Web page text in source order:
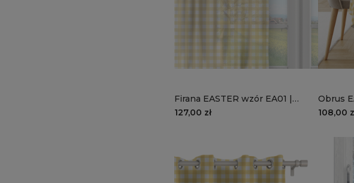
Firana EASTER wzór EA01 |
słoneczna kratka
127,00 zł
Obrus
108,00